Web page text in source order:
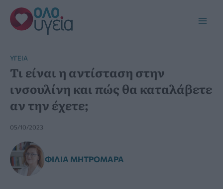
Μετάβαση
στο
περιεχόμενο
YΓΕΊΑ
Τι είναι η αντίσταση στην
ινσουλίνη και πώς θα καταλάβετε
αν την έχετε;
05/10/2023
ΦΊΛΙΑ ΜΗΤΡΟΜΆΡΑ